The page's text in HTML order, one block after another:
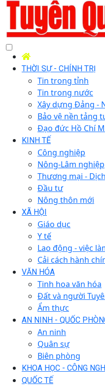
THỜI SỰ - CHÍNH TRỊ
Tin trong tỉnh
Tin trong nước
Xây dựng Đảng -
Bảo vệ nền tảng
Đạo đức Hồ Chí
KINH TẾ
Công nghiệp
Nông-Lâm nghiệp
Thương mại -
Đầu tư
Nông thôn mới
XÃ HỘI
Giáo dục
Y tế
Lao động - việc
Cải cách hành
VĂN HÓA
Tinh hoa văn hóa
Đất và người
Ẩm thực
AN NINH - QUỐC
An ninh
Quân sự
Biên phòng
KHOA HỌC - CÔNG
QUỐC TẾ